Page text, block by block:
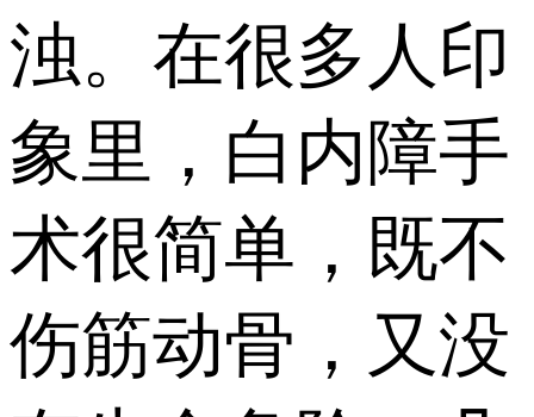
浊。在很多人印
象里，白内障手
术很简单，既不
伤筋动骨，又没